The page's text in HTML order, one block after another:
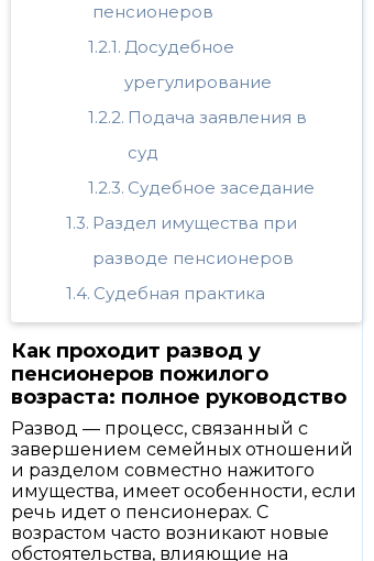
пенсионеров
Досудебное
урегулирование
Подача заявления в
суд
Судебное заседание
Раздел имущества при
разводе пенсионеров
Судебная практика
Как проходит развод у
пенсионеров пожилого
возраста: полное руководство
Развод — процесс, связанный с
завершением семейных отношений
и разделом совместно нажитого
имущества, имеет особенности, если
речь идет о пенсионерах. С
возрастом часто возникают новые
обстоятельства, влияющие на